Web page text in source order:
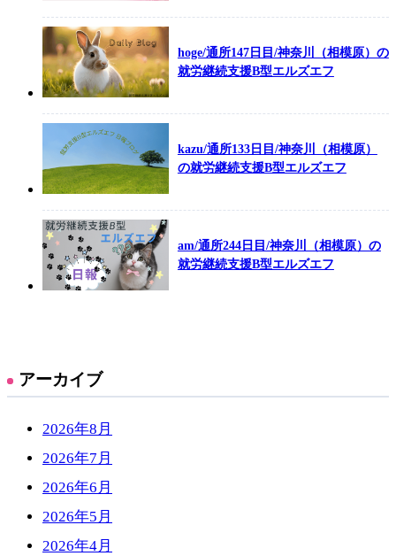
hoge/通所147日目/神奈川（相模原）の
就労継続支援B型エルズエフ
kazu/通所133日目/神奈川（相模原）
の就労継続支援B型エルズエフ
am/通所244日目/神奈川（相模原）の
就労継続支援B型エルズエフ
アーカイブ
2026年8月
2026年7月
2026年6月
2026年5月
2026年4月